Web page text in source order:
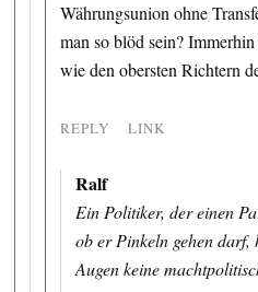
Währungsunion ohne
man so blöd sein?
wie den obersten Richtern
REPLY LINK
Ralf
Ein Politiker, der einen
ob er Pinkeln gehen
Augen keine